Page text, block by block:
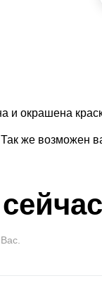
и окрашена
же возможен